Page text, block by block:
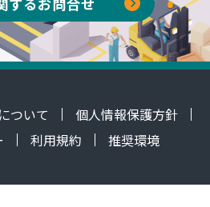
ついて
個人情報保護方針
利用規約 推奨環境